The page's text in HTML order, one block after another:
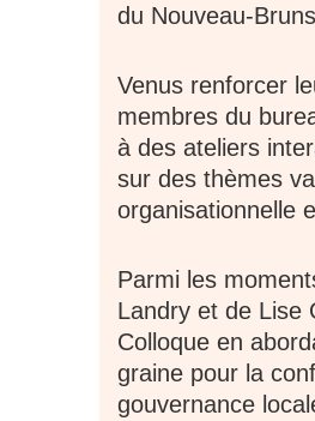
du Nouveau-
Venus renforcer
membres du
à des ateliers
sur des thèmes
organisationnelle
Parmi les
Landry et de Lise
Colloque en
graine pour la
gouvernance